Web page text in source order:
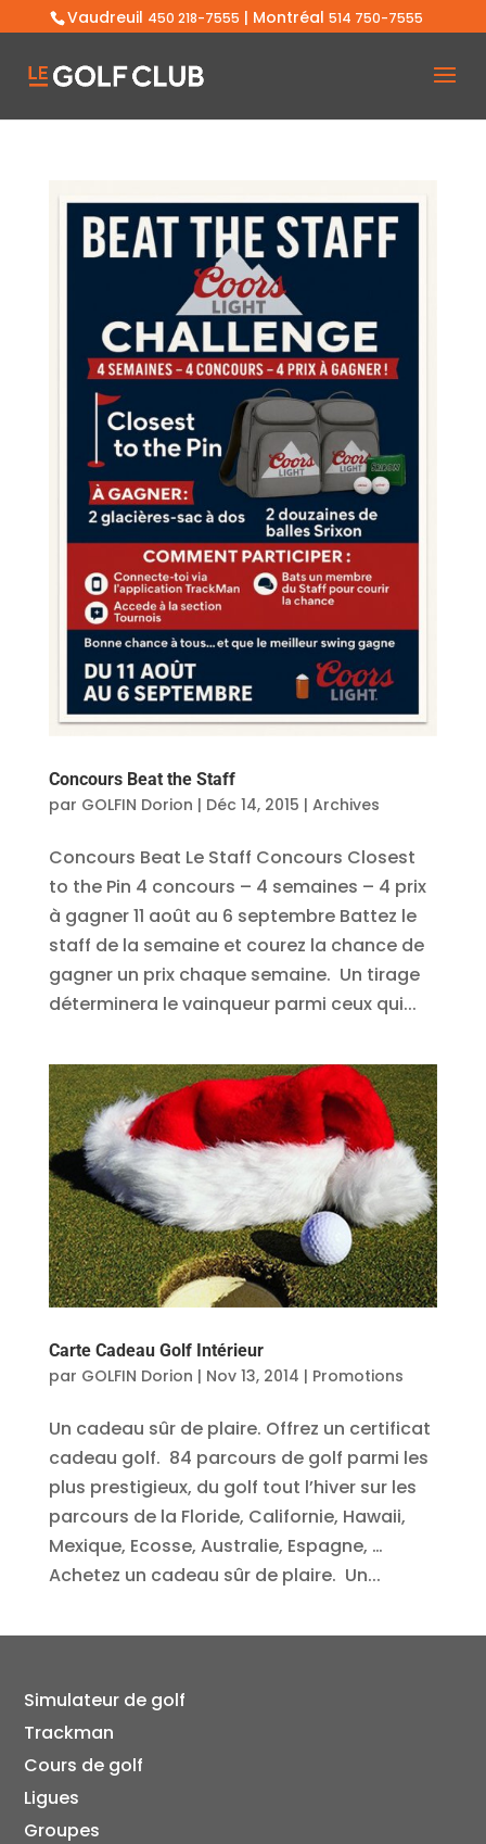
Vaudreuil 450 218-7555 | Montréal 514 750-7555
Concours Beat the Staff
par GOLFIN Dorion | Déc 14, 2015 | Archives
Concours Beat Le Staff Concours Closest
to the Pin 4 concours – 4 semaines – 4 prix
à gagner 11 août au 6 septembre Battez le
staff de la semaine et courez la chance de
gagner un prix chaque semaine. Un tirage
déterminera le vainqueur parmi ceux qui...
Carte Cadeau Golf Intérieur
par GOLFIN Dorion | Nov 13, 2014 | Promotions
Un cadeau sûr de plaire. Offrez un certificat
cadeau golf. 84 parcours de golf parmi les
plus prestigieux, du golf tout l’hiver sur les
parcours de la Floride, Californie, Hawaii,
Mexique, Ecosse, Australie, Espagne, …
Achetez un cadeau sûr de plaire. Un...
Simulateur de golf
Trackman
Cours de golf
Ligues
Groupes